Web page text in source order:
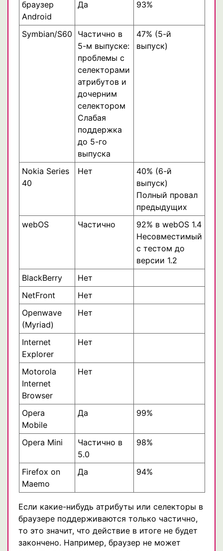
браузер
Android
Да 93%
Symbian/S60
Частично в
5-м выпуске:
проблемы с
селекторами
атрибутов и
дочерним
селектором
Слабая
поддержка
до 5-го
выпуска
47% (5-й
выпуск)
Nokia Series
40
Нет
40% (6-й
выпуск)
Полный провал
предыдущих
webOS
Частично
92% в webOS 1.4
Несовместимый
с тестом до
версии 1.2
BlackBerry
Нет
NetFront
Нет
Openwave
(Myriad)
Нет
Internet
Explorer
Нет
Motorola
Internet
Browser
Нет
Opera
Mobile
Да 99%
Opera Mini
Частично в
5.0
98%
Firefox on
Maemo
Да 94%
Если какие-нибудь атрибуты или селекторы в
браузере поддерживаются только частично,
то это значит, что действие в итоге не будет
закончено. Например, браузер не может